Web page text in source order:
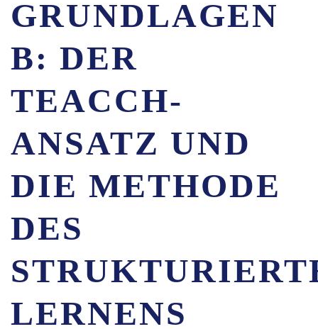
GRUNDLAGEN
B: DER
TEACCH-
ANSATZ UND
DIE METHODE
DES
LERNENS